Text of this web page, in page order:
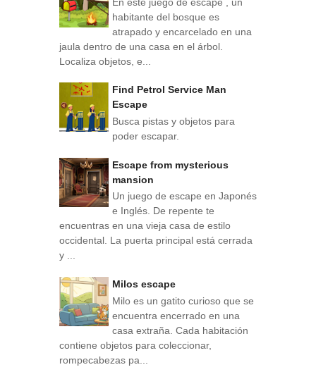
habitante del bosque es
atrapado y encarcelado en una
jaula dentro de una casa en el árbol.
Localiza objetos, e...
Find Petrol Service Man
Escape
Busca pistas y objetos para
poder escapar.
Escape from mysterious
mansion
Un juego de escape en Japonés
e Inglés. De repente te
encuentras en una vieja casa de estilo
occidental. La puerta principal está cerrada
y ...
Milos escape
Milo es un gatito curioso que se
encuentra encerrado en una
casa extraña. Cada habitación
contiene objetos para coleccionar,
rompecabezas pa...